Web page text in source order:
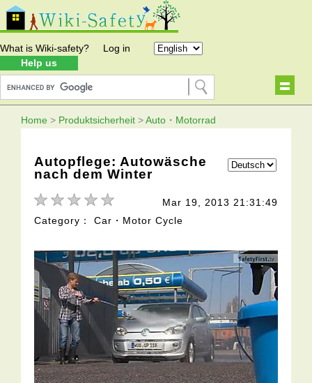
What is Wiki-safety?
Help us
Log in
Home > Produktsicherheit >Auto・Motorrad
Autopflege: Autowäsche
nach dem Winter
Mar 19, 2013 21:31:49
Category： Car・Motor Cycle